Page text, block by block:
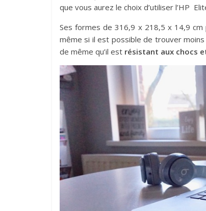
que vous aurez le choix d’utiliser l’HP
Ses formes de 316,9 x 218,5 x 14,9 cm
même si il est possible de trouver
de même qu’il est résistant aux chocs